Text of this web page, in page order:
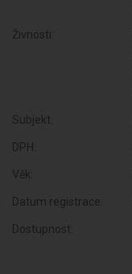
Živnosti:
Subjekt:
DPH:
Věk:
Datum registrace:
Dostupnost: